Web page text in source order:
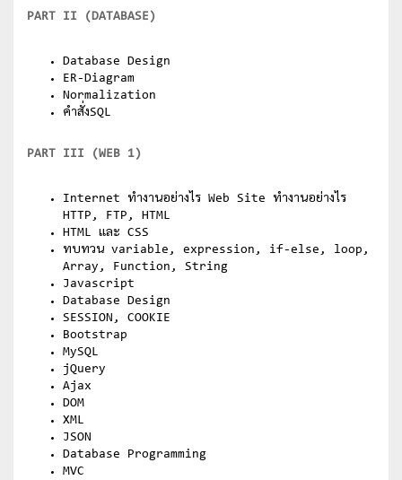
PART II (DATABASE)
Database Design
ER-Diagram
Normalization
คำสั่งSQL
PART III (WEB 1)
Internet ทำงานอย่างไร Web Site ทำงานอย่างไร
HTTP, FTP, HTML
HTML และ CSS
ทบทวน variable, expression, if-else, loop,
Array, Function, String
Javascript
Database Design
SESSION, COOKIE
Bootstrap
MySQL
jQuery
Ajax
DOM
XML
JSON
Database Programming
MVC